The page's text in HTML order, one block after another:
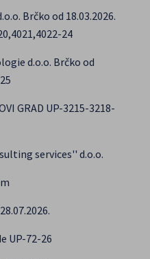
Brčko od 18.03.2026.
24
d.o.o. Brčko od
GRAD UP-3215-3218-
services'' d.o.o.
UP-72-26